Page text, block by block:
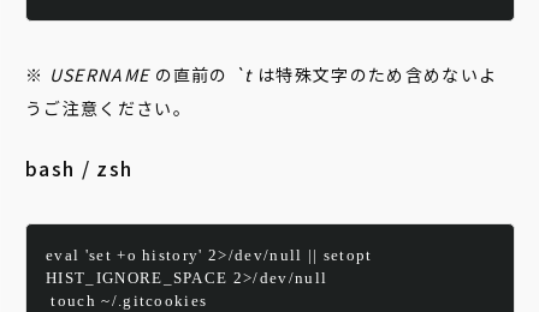
※ USERNAME の直前の `t は特殊文字のため含めないよ
うご注意ください。
bash / zsh
eval 'set +o history' 2>/dev/null || setopt
HIST_IGNORE_SPACE 2>/dev/null
touch ~/.gitcookies